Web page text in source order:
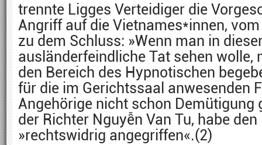
trennte Ligges Verteidiger die
Angriff auf die Vietnames*innen,
zu dem Schluss: »Wenn man in
ausländerfeindliche Tat sehen wolle,
den Bereich des Hypnotischen
für die im Gerichtssaal anwesenden
Angehörige nicht schon Demütigung
der Richter Nguyễn Van Tu, habe
»rechtswidrig angegriffen«.(2)